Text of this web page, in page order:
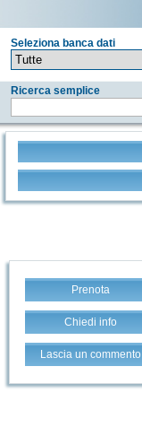
Seleziona banca dati
Ricerca semplice
Prenota
Chiedi info
Lascia un commento